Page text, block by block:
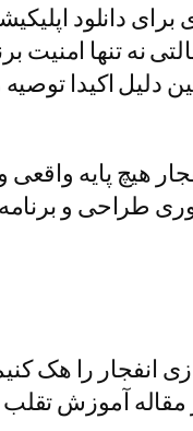
دانلود
نه تنها امنیت
اکیدا
هیچ پایه
طراحی و
را هک
آموزش